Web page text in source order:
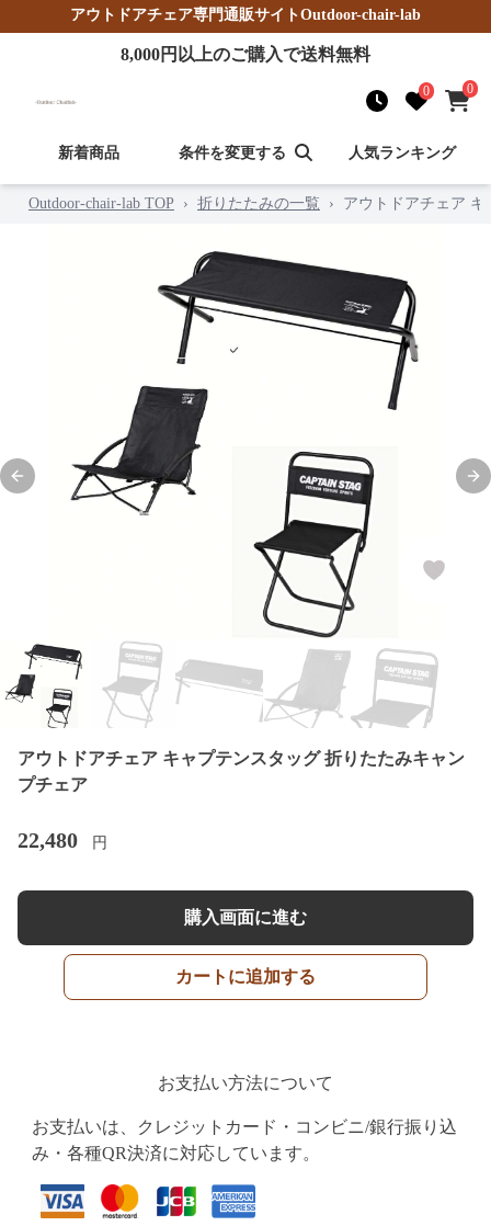
アウトドアチェア専門通販サイトOutdoor-chair-lab
8,000円以上のご購入で送料無料
0 0
新着商品 条件を変更する 人気ランキング
Outdoor-chair-lab TOP › 折りたたみの一覧 › アウトドアチェア
Previous slide
アウトドアチェア キャプテンスタッグ 折りたたみキャン
プチェア
22,480 円
購入画面に進む
カートに追加する
お支払い方法について
お支払いは、クレジットカード・コンビニ/銀行振り込
み・各種QR決済に対応しています。